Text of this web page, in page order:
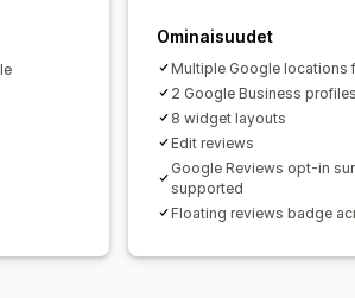
Ominaisuudet
Multiple Google locations
2 Google Business profiles
8 widget layouts
Edit reviews
Google Reviews opt-in
supported
Floating reviews badge